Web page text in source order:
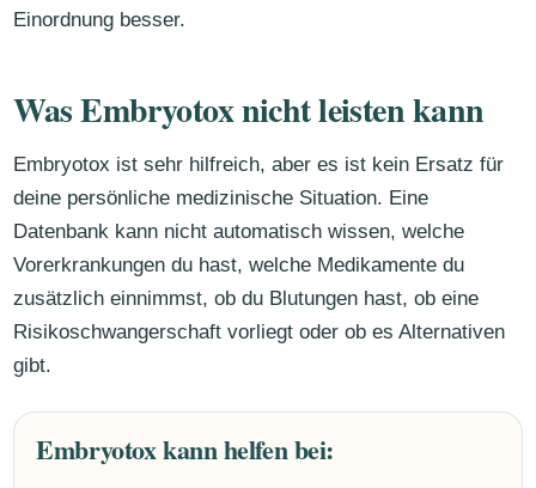
Einordnung besser.
Was Embryotox nicht leisten kann
Embryotox ist sehr hilfreich, aber es ist kein Ersatz für
deine persönliche medizinische Situation. Eine
Datenbank kann nicht automatisch wissen, welche
Vorerkrankungen du hast, welche Medikamente du
zusätzlich einnimmst, ob du Blutungen hast, ob eine
Risikoschwangerschaft vorliegt oder ob es Alternativen
gibt.
Embryotox kann helfen bei: